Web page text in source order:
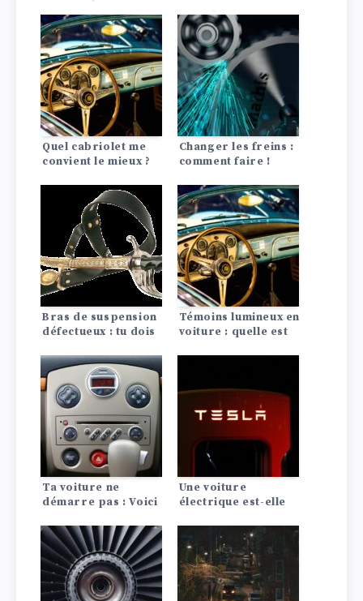
symptômes et agir !
Quel cabriolet me
convient le mieux ?
Changer les freins :
comment faire !
Bras de suspension
défectueux : tu dois
symptômes au
sérieux
Témoins lumineux en
voiture : quelle est
Ta voiture ne
démarre pas : Voici
plus fréquentes !
Une voiture
électrique est-elle
comparaison avec
les moteurs à
combustion